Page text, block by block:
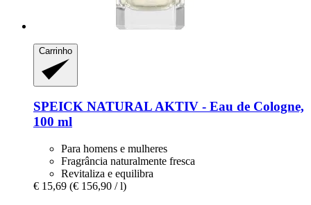
Carrinho
SPEICK NATURAL AKTIV -​ Eau de Cologne,
100 ml
Para homens e mulheres
Fragrância naturalmente fresca
Revitaliza e equilibra
€ 15,69 (€ 156,90 / l)